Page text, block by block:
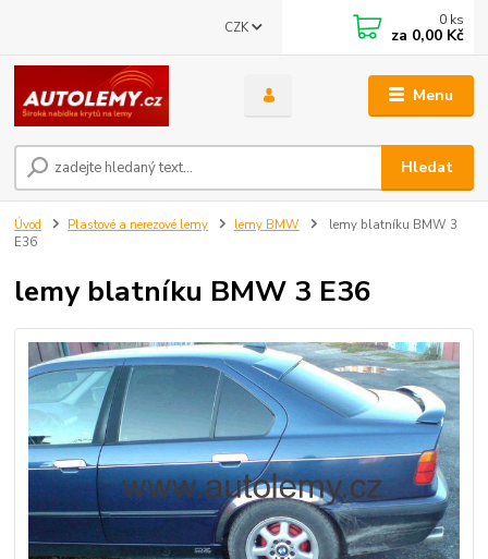
Menu
CZK
Hledat
0 ks
za 0,00 Kč
Úvod Plastové a nerezové lemy lemy BMW
lemy blatníku BMW 3
E36
lemy blatníku BMW 3 E36